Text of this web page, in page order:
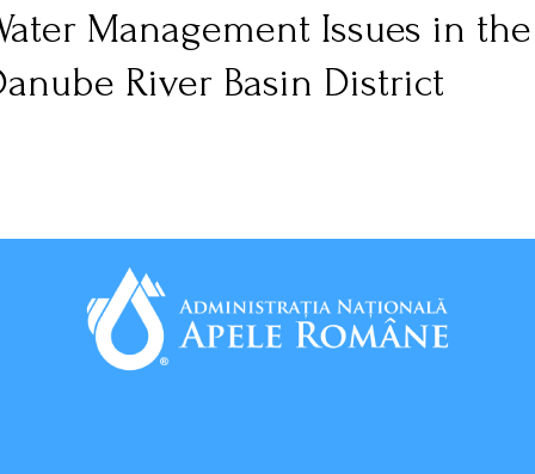
Management Issues in the
River Basin District